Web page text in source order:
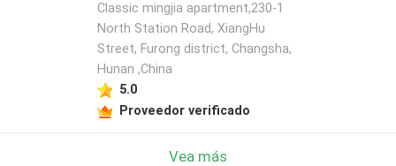
Classic mingjia apartment,230-1
North Station Road, XiangHu
Street, Furong district, Changsha,
Hunan ,China
5.0
Proveedor verificado
Vea más